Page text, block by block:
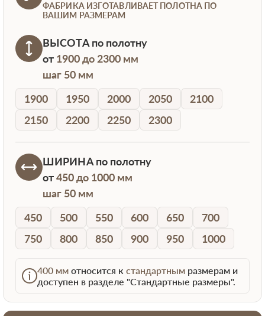
ФАБРИКА ИЗГОТАВЛИВАЕТ ПОЛОТНА ПО
ВАШИМ РАЗМЕРАМ
ВЫСОТАпо полотну
от 1900 до 2300 мм
шаг 50 мм
1900
1950 2000 2050
2100
2150
2200 2250 2300
ШИРИНАпо полотну
от450 до 1000 мм
шаг 50 мм
450
500 550 600 650
700
750
800 850 900 950 1000
400 мм относится к стандартным размерам и
доступен в разделе "Стандартные размеры".